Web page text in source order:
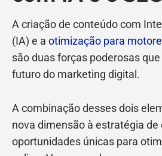
A criação de conteúdo com
(IA) e a otimização para
são duas forças poderosas
futuro do marketing digital.
A combinação desses dois
nova dimensão à estratégia
oportunidades únicas para